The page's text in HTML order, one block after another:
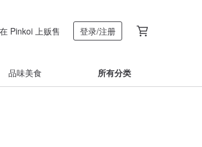
Pinkoi 上贩售 登录/注册
品味美食 所有分类